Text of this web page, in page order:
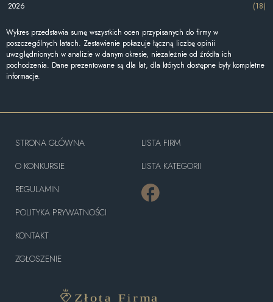
2026
(18)
Wykres przedstawia sumę wszystkich ocen przypisanych do firmy w
poszczególnych latach. Zestawienie pokazuje łączną liczbę opinii
uwzględnionych w analizie w danym okresie, niezależnie od źródła ich
pochodzenia. Dane prezentowane są dla lat, dla których dostępne były kompletne
informacje.
STRONA GŁÓWNA
O KONKURSIE
REGULAMIN
POLITYKA PRYWATNOŚCI
KONTAKT
ZGŁOSZENIE
LISTA FIRM
LISTA KATEGORII